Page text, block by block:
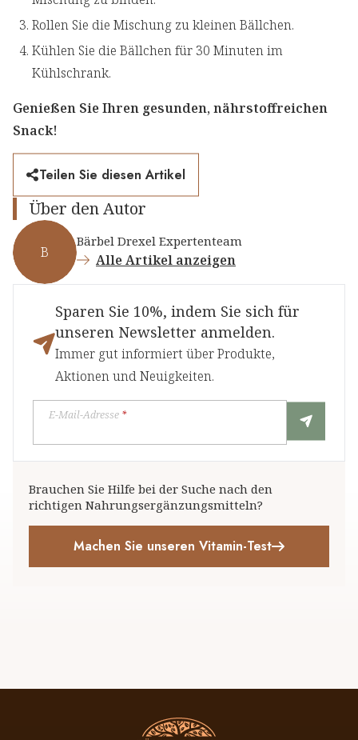
Rollen Sie die Mischung zu kleinen Bällchen.
Kühlen Sie die Bällchen für 30 Minuten im
Kühlschrank.
Genießen Sie Ihren gesunden, nährstoffreichen
Snack!
Teilen Sie diesen Artikel
Über den Autor
B
Bärbel Drexel Expertenteam
Alle Artikel anzeigen
Sparen Sie 10%, indem Sie sich für
unseren Newsletter anmelden.
Immer gut informiert über Produkte,
Aktionen und Neuigkeiten.
E-Mail-Adresse *
Brauchen Sie Hilfe bei der Suche nach den
richtigen Nahrungsergänzungsmitteln?
Machen Sie unseren Vitamin-Test